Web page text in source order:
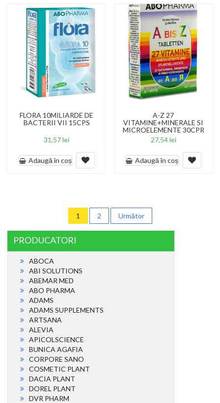
FLORA 10MILIARDE DE
BACTERII VII 15CPS
31,57lei
Adaugă în coș
A-Z 27
VITAMINE+MINERALE SI
MICROELEMENTE 30CPR
27,54lei
Adaugă în coș
Paginație
articole
1 2 Următor
PRODUCATORI
ABOCA
ABI SOLUTIONS
ABEMAR MED
ABO PHARMA
ADAMS
ADAMS SUPPLEMENTS
ARTSANA
ALEVIA
APICOLSCIENCE
BUNICA AGAFIA
CORPORE SANO
COSMETIC PLANT
DACIA PLANT
DOREL PLANT
DVR PHARM